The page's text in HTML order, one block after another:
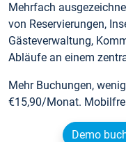
Mehrfach
von Reservierungen,
Gästeverwaltung,
Abläufe an einem
Mehr Buchungen,
€15,90/Monat.
Demo